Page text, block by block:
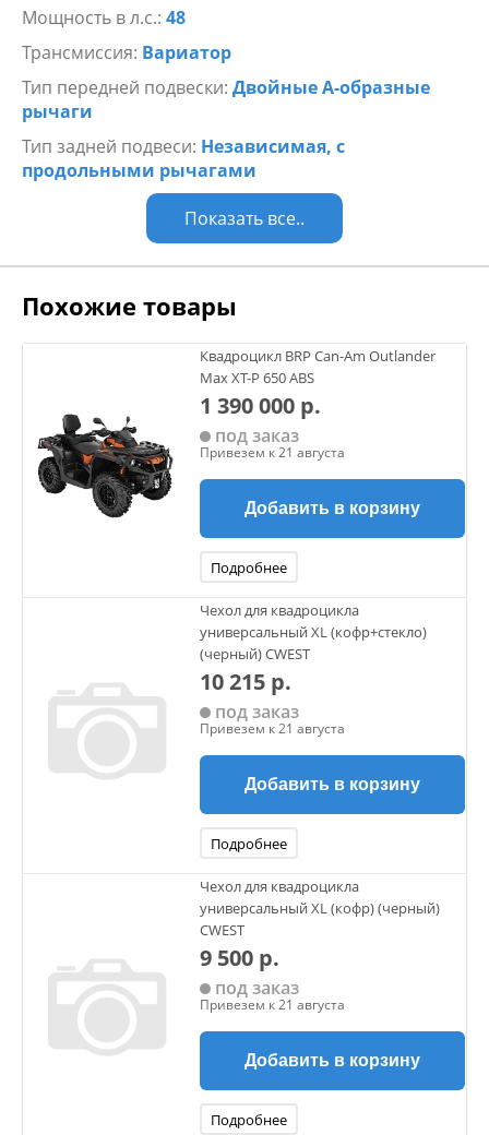
Мощность в л.с.: 48
Трансмиссия: Вариатор
Тип передней подвески: Двойные А-образные
рычаги
Тип задней подвеси: Независимая, с
продольными рычагами
Показать все..
Похожие товары
Квадроцикл BRP Can-Am Outlander
Max XT-P 650 ABS
1 390 000 р.
под заказ
Привезем к 21 августа
Добавить в корзину
Подробнее
Чехол для квадроцикла
универсальный XL (кофр+стекло)
(черный) CWEST
10 215 р.
под заказ
Привезем к 21 августа
Добавить в корзину
Подробнее
Чехол для квадроцикла
универсальный XL (кофр) (черный)
CWEST
9 500 р.
под заказ
Привезем к 21 августа
Добавить в корзину
Подробнее